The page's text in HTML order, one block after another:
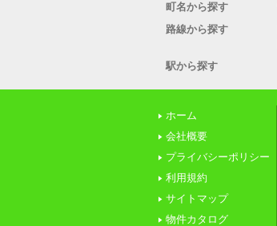
町名から探す
路線から探す
駅から探す
ホーム
会社概要
プライバシーポリシー
利用規約
サイトマップ
物件カタログ